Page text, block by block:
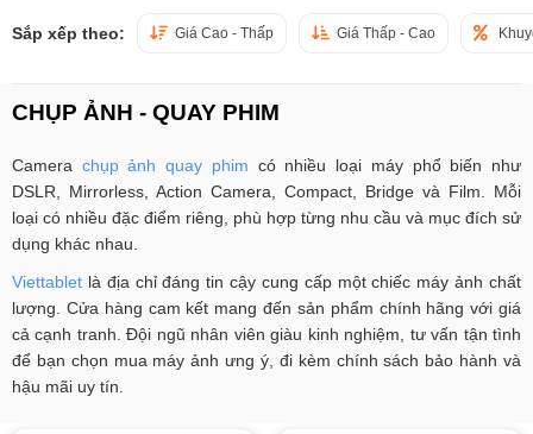
Sắp xếp theo: Giá Cao - Thấp Giá Thấp - Cao
CHỤP ẢNH - QUAY PHIM
Camera chụp ảnh quay phim có nhiều loại máy phổ biến như
DSLR, Mirrorless, Action Camera, Compact, Bridge và Film. Mỗi
loại có nhiều đặc điểm riêng, phù hợp từng nhu cầu và mục đích sử
dụng khác nhau.
Viettablet là địa chỉ đáng tin cậy cung cấp một chiếc máy ảnh chất
lượng. Cửa hàng cam kết mang đến sản phẩm chính hãng với giá
cả cạnh tranh. Đội ngũ nhân viên giàu kinh nghiệm, tư vấn tận tình
để bạn chọn mua máy ảnh ưng ý, đi kèm chính sách bảo hành và
hậu mãi uy tín.